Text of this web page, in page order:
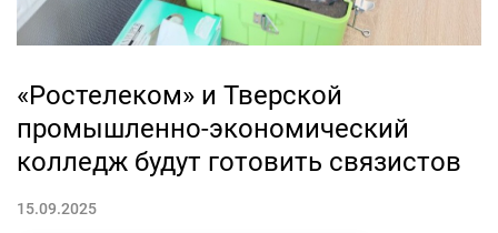
«Ростелеком» и Тверской
промышленно-экономический
колледж будут готовить связистов
15.09.2025